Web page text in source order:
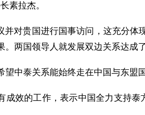
素拉杰。
贵国进行国事访问，这充分体
两国领导人就发展双边关系达成
中泰关系能始终走在中国与东盟国
效的工作，表示中国全力支持泰